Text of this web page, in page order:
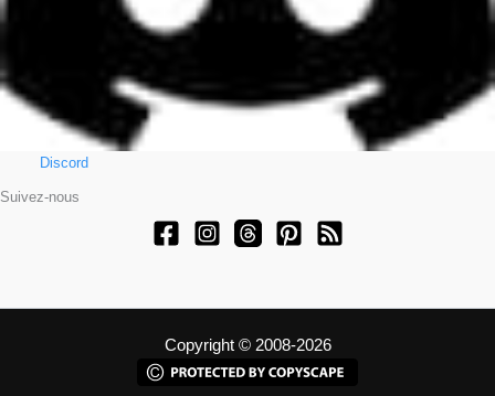
Discord
Suivez-nous
Copyright © 2008-2026